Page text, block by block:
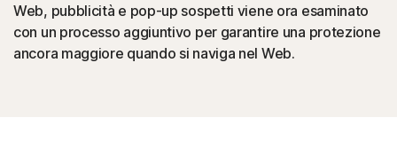
Web, pubblicità e pop-up sospetti viene ora esaminato
con un processo aggiuntivo per garantire una protezione
ancora maggiore quando si naviga nel Web.